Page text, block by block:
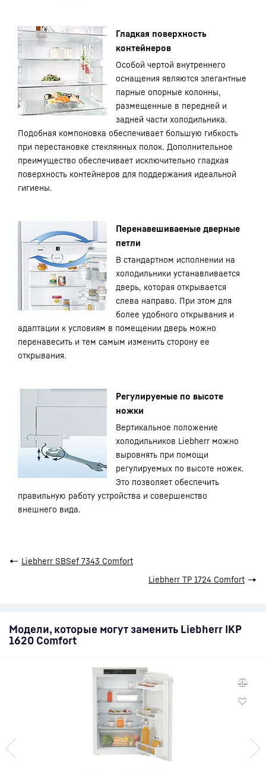
Гладкая поверхность
контейнеров
Особой чертой внутреннего
оснащения являются элегантные
парные опорные колонны,
размещенные в передней и
задней части холодильника.
Подобная компоновка обеспечивает большую гибкость
при перестановке стеклянных полок. Дополнительное
преимущество обеспечивает исключительно гладкая
поверхность контейнеров для поддержания идеальной
гигиены.
Перенавешиваемые дверные
петли
В стандартном исполнении на
холодильники устанавливается
дверь, которая открывается
слева направо. При этом для
более удобного открывания и
адаптации к условиям в помещении дверь можно
перенавесить и тем самым изменить сторону ее
открывания.
Регулируемые по высоте
ножки
Вертикальное положение
холодильников Liebherr можно
выровнять при помощи
регулируемых по высоте ножек.
Это позволяет обеспечить
правильную работу устройства и совершенство
внешнего вида.
← Liebherr SBSef 7343 Comfort
Liebherr TP 1724 Comfort →
Модели, которые могут заменить Liebherr IKP
1620 Comfort